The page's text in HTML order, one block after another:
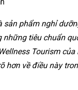
sản phẩm nghỉ
những tiêu chuẩn
Tourism của
hơn về điều này